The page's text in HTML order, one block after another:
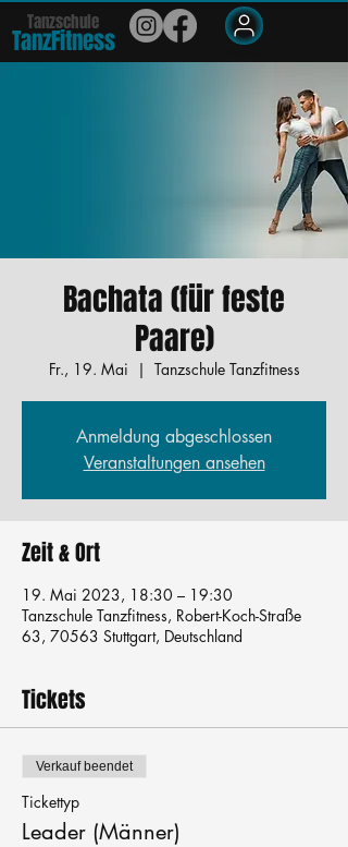
Tanzschule
TanzFitness
Bachata (für feste
Paare)
Fr., 19. Mai
  |
Tanzschule Tanzfitness
Anmeldung abgeschlossen
Veranstaltungen ansehen
Zeit & Ort
19. Mai 2023, 18:30 – 19:30
Tanzschule Tanzfitness, Robert-Koch-Straße
63, 70563 Stuttgart, Deutschland
Tickets
Verkauf beendet
Tickettyp
Leader (Männer)